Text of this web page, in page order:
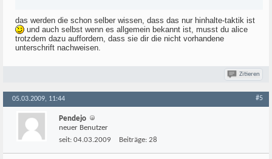
das werden die schon selber wissen, dass das nur hinhalte-taktik ist
und auch selbst wenn es allgemein bekannt ist, musst du alice
trotzdem dazu auffordern, dass sie dir die nicht vorhandene
unterschrift nachweisen.
Zitieren
05.03.2009, 11:44 #5
Pendejo
neuer Benutzer
seit: 04.03.2009 Beiträge: 28